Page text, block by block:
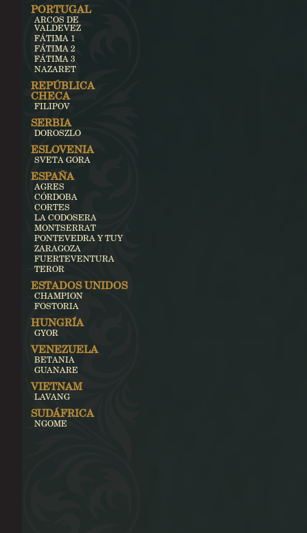
PORTUGAL
ARCOS DE
VALDEVEZ
FÁTIMA 1
FÁTIMA 2
FÁTIMA 3
NAZARET
REPÚBLICA
CHECA
FILIPOV
SERBIA
DOROSZLO
ESLOVENIA
SVETA GORA
ESPAÑA
AGRES
CÓRDOBA
CORTES
LA CODOSERA
MONTSERRAT
PONTEVEDRA Y TUY
ZARAGOZA
FUERTEVENTURA
TEROR
ESTADOS UNIDOS
CHAMPION
FOSTORIA
HUNGRÍA
GYOR
VENEZUELA
BETANIA
GUANARE
VIETNAM
LAVANG
SUDÁFRICA
NGOME